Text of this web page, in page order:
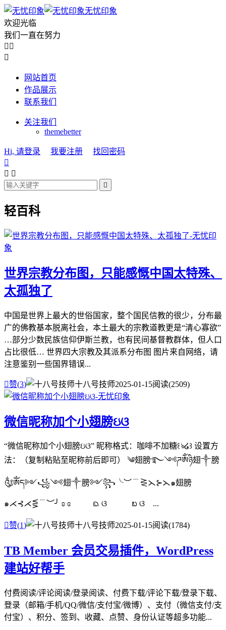
无忧印象
欢迎光临
我们一直在努力
 

网站首页
作品展示
联系我们
关注我们
themebetter
Hi, 请登录 我要注册
找回密码

 

轻百科
世界宗教分布图，只能感慨中国太特殊、
太孤独了
中国是世界上最大的世俗国家，整个国民信教的很少，分布最
广的佛教基本脱离社会，本土最大的宗教道教更是“清心寡欲”
…部分少数民族信仰伊斯兰教，也有民间基督教群体，但人口
占比很低… 世界四大宗教及其派系分布图 图片来自网络，请
注意鉴别一些国界错误...
赞(3) 十八号技师2025-01-15阅读(2509)
微信昵称加个小翅膀ઇଓ
“微信昵称加个小翅膀ઇଓ” 昵称格式：咖啡不加糖꒰ঌ໒꒱ 设置方
法：（复制粘贴至昵称前后即可） ༄翅膀࿐༺ཌༀཉི翅༒膀
༃ༀད༻꧁༺翅༒膀༻꧂╰︶﹉⋛⋋⊱⋋๑翅膀
๑⋌⊰⋌⋚﹉︶╯ ʚ ɞ ᨳ ଓ ᪗ ଓ ...
赞(1) 十八号技师2025-01-15阅读(1784)
TB Member 会员交易插件，WordPress
建站好帮手
付费阅读/评论阅读/登录阅读、付费下载/评论下载/登录下载、
登录（邮箱/手机/QQ/微信/支付宝/微博）、支付（微信支付/支
付宝）、积分、签到、收藏、点赞、身份认证等超多功能...